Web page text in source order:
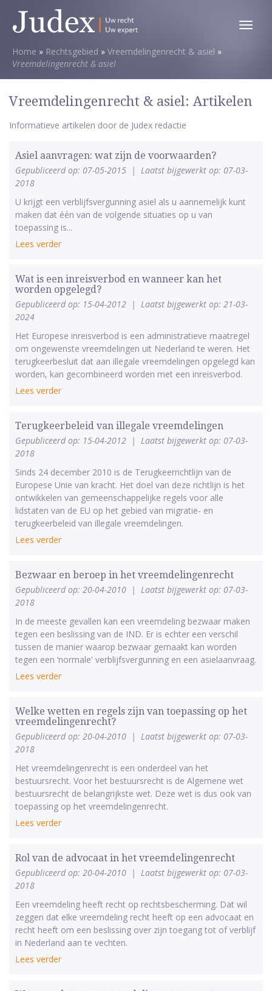
Toggle
Home » Rechtsgebied » Vreemdelingenrecht & asiel »
Vreemdelingenrecht & asiel
Vreemdelingenrecht & asiel: Artikelen
Informatieve artikelen door de Judex redactie
Asiel aanvragen: wat zijn de voorwaarden?
Gepubliceerd op: 07-05-2015 | Laatst bijgewerkt op: 07-03-
2018
U krijgt een verblijfsvergunning asiel als u aannemelijk kunt
maken dat één van de volgende situaties op u van
toepassing is...
Lees verder
Wat is een inreisverbod en wanneer kan het
worden opgelegd?
Gepubliceerd op: 15-04-2012 | Laatst bijgewerkt op: 21-03-
2024
Het Europese inreisverbod is een administratieve maatregel
om ongewenste vreemdelingen uit Nederland te weren. Het
terugkeerbesluit dat aan illegale vreemdelingen opgelegd kan
worden, kan gecombineerd worden met een inreisverbod.
Lees verder
Terugkeerbeleid van illegale vreemdelingen
Gepubliceerd op: 15-04-2012 | Laatst bijgewerkt op: 07-03-
2018
Sinds 24 december 2010 is de Terugkeerrichtlijn van de
Europese Unie van kracht. Het doel van deze richtlijn is het
ontwikkelen van gemeenschappelijke regels voor alle
lidstaten van de EU op het gebied van migratie- en
terugkeerbeleid van illegale vreemdelingen.
Lees verder
Bezwaar en beroep in het vreemdelingenrecht
Gepubliceerd op: 20-04-2010 | Laatst bijgewerkt op: 07-03-
2018
In de meeste gevallen kan een vreemdeling bezwaar maken
tegen een beslissing van de IND. Er is echter een verschil
tussen de manier waarop bezwaar gemaakt kan worden
tegen een ‘normale' verblijfsvergunning en een asielaanvraag.
Lees verder
Welke wetten en regels zijn van toepassing op het
vreemdelingenrecht?
Gepubliceerd op: 20-04-2010 | Laatst bijgewerkt op: 07-03-
2018
Het vreemdelingenrecht is een onderdeel van het
bestuursrecht. Voor het bestuursrecht is de Algemene wet
bestuursrecht de belangrijkste wet. Deze wet is dus ook van
toepassing op het vreemdelingenrecht.
Lees verder
Rol van de advocaat in het vreemdelingenrecht
Gepubliceerd op: 20-04-2010 | Laatst bijgewerkt op: 07-03-
2018
Een vreemdeling heeft recht op rechtsbescherming. Dat wil
zeggen dat elke vreemdeling recht heeft op een advocaat en
recht heeft om een beslissing over zijn toegang tot of verblijf
in Nederland aan te vechten.
Lees verder